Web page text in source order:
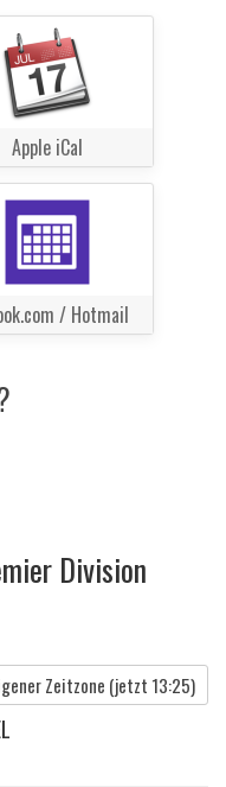
Apple iCal
/ Hotmail
Division
Zeitzone (jetzt 13:25)